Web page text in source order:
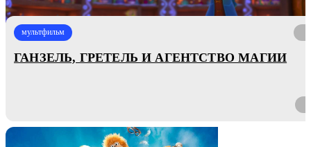
мультфильм
ГАНЗЕЛЬ, ГРЕТЕЛЬ И АГЕНТСТВО МАГИИ